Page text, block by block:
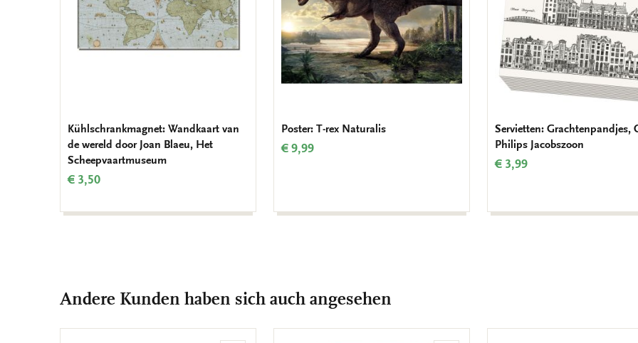
Kühlschrankmagnet: Wandkaart van
de wereld door Joan Blaeu, Het
Scheepvaartmuseum
€ 3,50
Poster: T-rex Naturalis
€ 9,99
Servietten: Grachtenpandjes,
Philips Jacobszoon
€ 3,99
Andere Kunden haben sich auch angesehen